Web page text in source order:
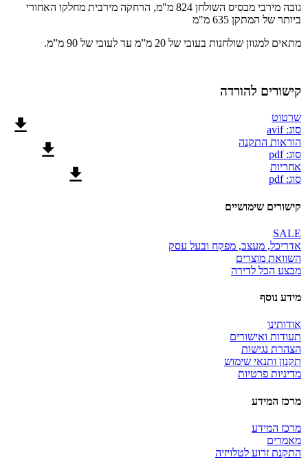
גובה מירבי מבסיס השולחן 824 מ"מ, הרחקה מירבית מחלקו האחורי
ביותר של המתקן 635 מ"מ
מתאים למגוון שולחנות בעובי של 20 מ”מ עד לעובי של 90 מ”מ.
קישורים להורדה
שרטוט
סוג: avif
הוראות התקנה
סוג: pdf
אחריות
סוג: pdf
קישורים שימושיים
SALE
אדריכל, מעצב, מפקח ובעל עסק
השוואת מוצרים
מבצע הכל לדירה
מידע נוסף
אודותינו
תעודות ואישורים
הצהרת נגישות
תקנון ותנאי שימוש
מדיניות פרטיות
מרכז המידע
מרכז המידע
מאמרים
התקנת זרוע לטלויזיה